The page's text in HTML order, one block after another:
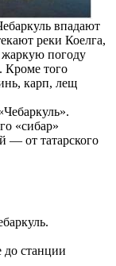
впадают
реки Коелга,
погоду
Кроме того
карп, лещ
«сибар»
— от татарского
до станции